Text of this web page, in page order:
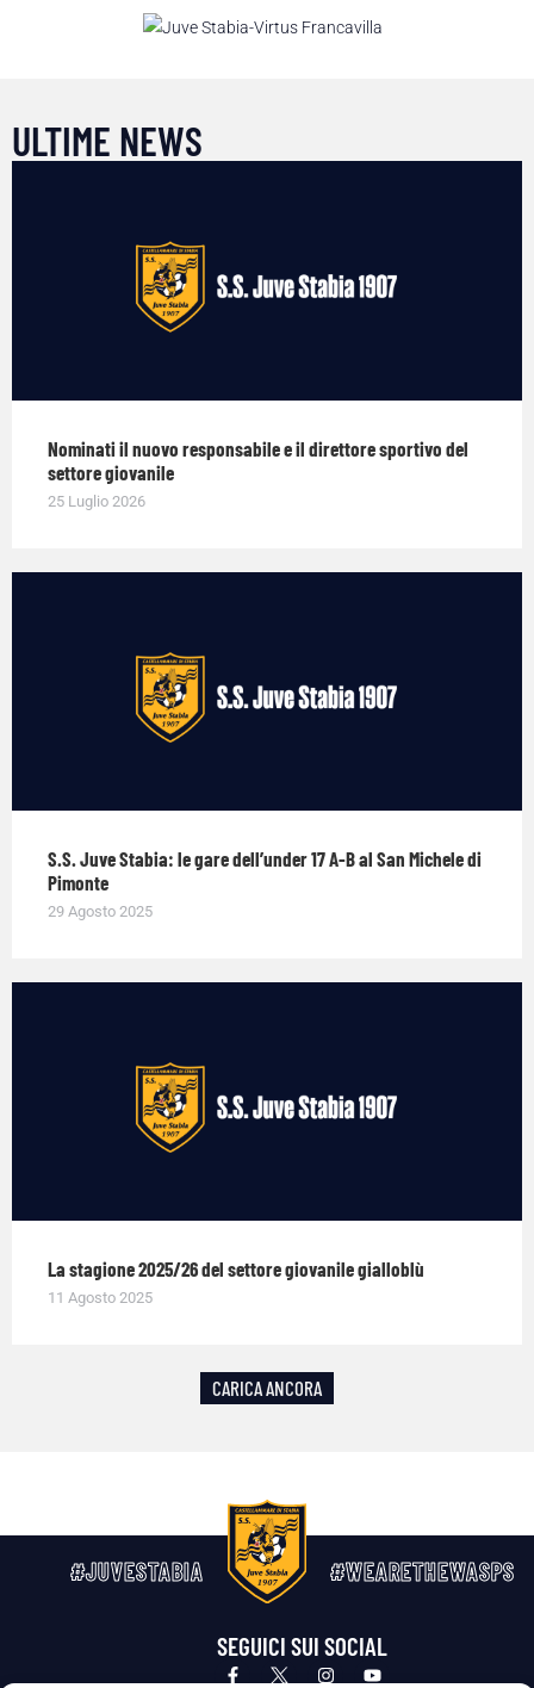
ULTIME NEWS
Nominati il nuovo responsabile e il direttore sportivo del
settore giovanile
25 Luglio 2026
S.S. Juve Stabia: le gare dell’under 17 A-B al San Michele di
Pimonte
29 Agosto 2025
La stagione 2025/26 del settore giovanile gialloblù
11 Agosto 2025
CARICA ANCORA
#JUVESTABIA #WEARETHEWASPS
SEGUICI SUI SOCIAL